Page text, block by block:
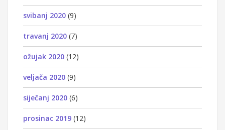
svibanj 2020 (9)
travanj 2020 (7)
ožujak 2020 (12)
veljača 2020 (9)
siječanj 2020 (6)
prosinac 2019 (12)